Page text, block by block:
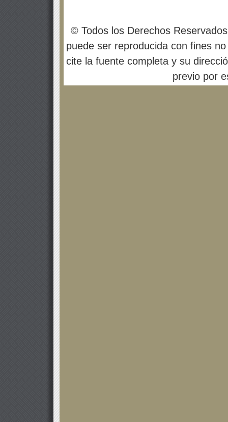
© Todos los Derechos
puede ser reproducida con fines
cite la fuente completa y su
previo por